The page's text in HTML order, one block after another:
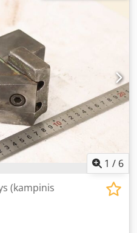
x Ø 18 mm. -Matmenys:
Dodpszm Tmnsfx Acqjkr
1 / 6
(kampinis